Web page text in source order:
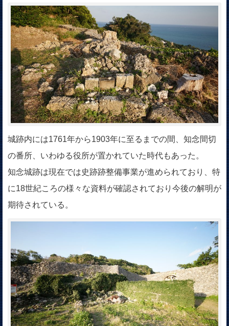
城跡内には1761年から1903年に至るまでの間、知念間切
の番所、いわゆる役所が置かれていた時代もあった。
知念城跡は現在では史跡跡整備事業が進められており、特
に18世紀ころの様々な資料が確認されており今後の解明が
期待されている。